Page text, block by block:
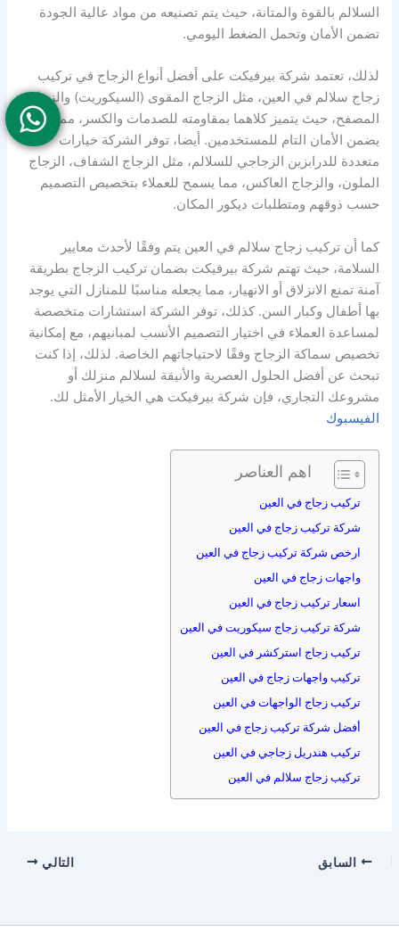
السلالم بالقوة والمتانة، حيث يتم تصنيعه من مواد عالية الجودة
تضمن الأمان وتحمل الضغط اليومي.
لذلك، تعتمد شركة بيرفيكت على أفضل أنواع الزجاج في تركيب
زجاج سلالم في العين، مثل الزجاج المقوى (السيكوريت) والزجاج
المصفح، حيث يتميز كلاهما بمقاومته للصدمات والكسر، مما
يضمن الأمان التام للمستخدمين. أيضا، توفر الشركة خيارات
متعددة للدرابزين الزجاجي للسلالم، مثل الزجاج الشفاف، الزجاج
الملون، والزجاج العاكس، مما يسمح للعملاء بتخصيص التصميم
حسب ذوقهم ومتطلبات ديكور المكان.
كما أن تركيب زجاج سلالم في العين يتم وفقًا لأحدث معايير
السلامة، حيث تهتم شركة بيرفيكت بضمان تركيب الزجاج بطريقة
آمنة تمنع الانزلاق أو الانهيار، مما يجعله مناسبًا للمنازل التي يوجد
بها أطفال وكبار السن. كذلك، توفر الشركة استشارات متخصصة
لمساعدة العملاء في اختيار التصميم الأنسب لمبانيهم، مع إمكانية
تخصيص سماكة الزجاج وفقًا لاحتياجاتهم الخاصة. لذلك، إذا كنت
تبحث عن أفضل الحلول العصرية والأنيقة لسلالم منزلك أو
مشروعك التجاري، فإن شركة بيرفيكت هي الخيار الأمثل لك.
الفيسبوك
اهم العناصر
تركيب زجاج في العين
شركة تركيب زجاج في العين
ارخص شركة تركيب زجاج في العين
واجهات زجاج في العين
اسعار تركيب زجاج في العين
شركة تركيب زجاج سيكوريت في العين
تركيب زجاج استركشر في العين
تركيب واجهات زجاج في العين
تركيب زجاج الواجهات في العين
أفضل شركة تركيب زجاج في العين
تركيب هندريل زجاجي في العين
تركيب زجاج سلالم في العين
السابق التالي